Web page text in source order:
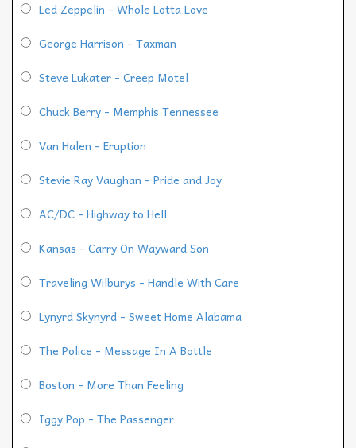
Led Zeppelin - Whole Lotta Love
George Harrison - Taxman
Steve Lukater - Creep Motel
Chuck Berry - Memphis Tennessee
Van Halen - Eruption
Stevie Ray Vaughan - Pride and Joy
AC/DC - Highway to Hell
Kansas - Carry On Wayward Son
Traveling Wilburys - Handle With Care
Lynyrd Skynyrd - Sweet Home Alabama
The Police - Message In A Bottle
Boston - More Than Feeling
Iggy Pop - The Passenger